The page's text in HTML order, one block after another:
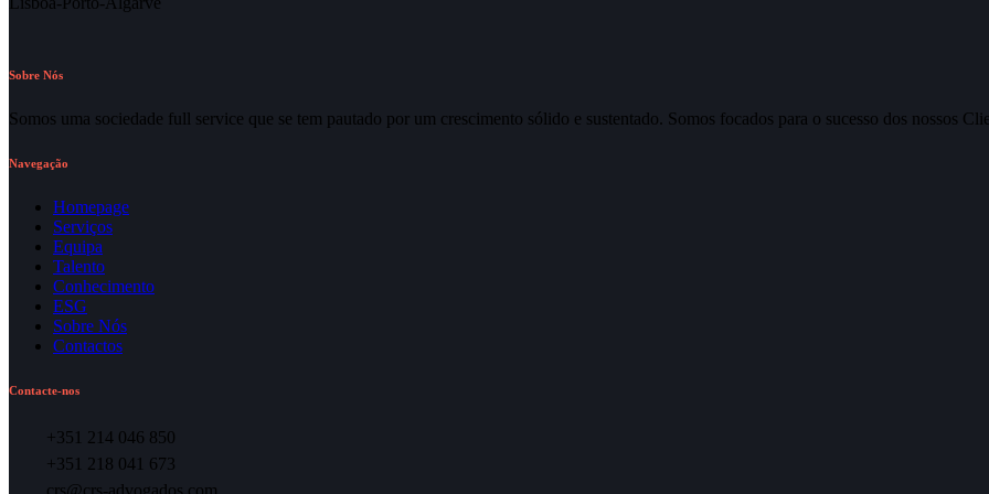
Sobre Nós
Somos uma sociedade full service que se tem pautado por um crescimento sólido e sustentado. Somos focados para o sucesso dos nossos
Navegação
Homepage
Serviços
Equipa
Talento
Conhecimento
ESG
Sobre Nós
Contactos
Contacte-nos
+351 214 046 850
+351 218 041 673
crs@crs-advogados.com